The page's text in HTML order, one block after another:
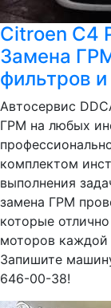
Citroen C4
Замена
фильтров
Автосервис
ГРМ на любых
комплектом
выполнения
замена ГРМ
которые
моторов каждой
Запишите
646-00-38!